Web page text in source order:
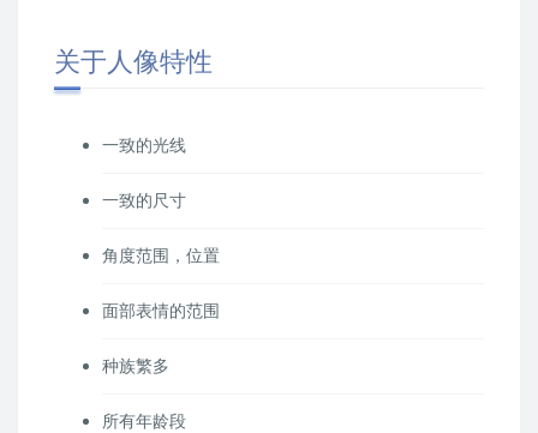
关于人像特性
一致的光线
一致的尺寸
角度范围，位置
面部表情的范围
种族繁多
所有年龄段